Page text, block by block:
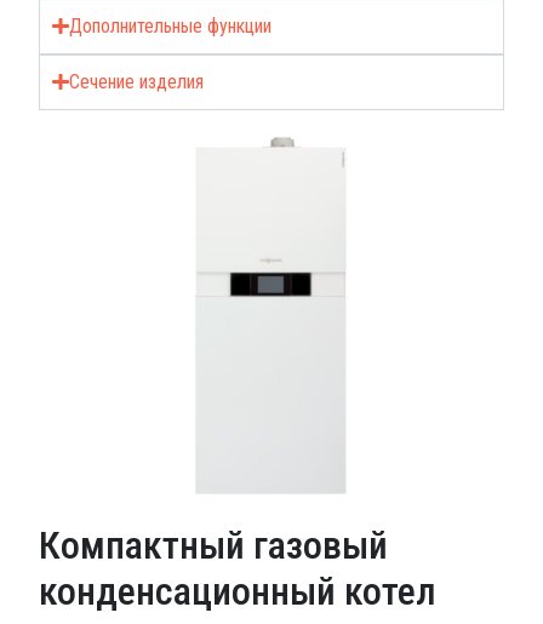
Дополнительные функции
Сечение изделия
Компактный газовый
конденсационный котел